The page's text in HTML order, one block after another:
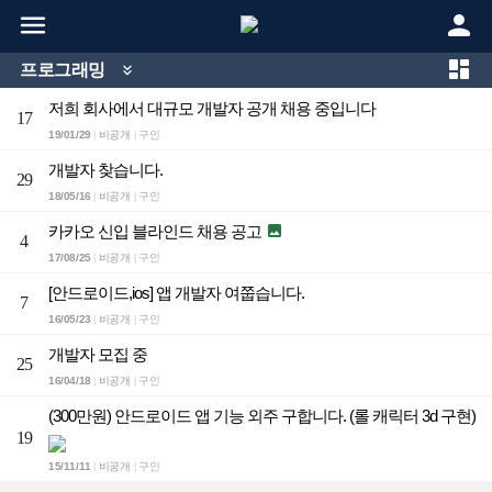
 
프로그래밍  
17
저희 회사에서 대규모 개발자 공개 채용 중입니다
19/01/29 비공개 구인
29
개발자 찾습니다.
18/05/16 비공개 구인
4
카카오 신입 블라인드 채용 공고 
17/08/25| 비공개 구인
7
[안드로이드,ios] 앱 개발자 여쭙습니다.
16/05/23 비공개 구인
25
개발자 모집 중
16/04/18 비공개 구인
19
(300만원) 안드로이드 앱 기능 외주 구합니다. (롤 캐릭터 3d 구현)
15/11/11| 비공개 구인